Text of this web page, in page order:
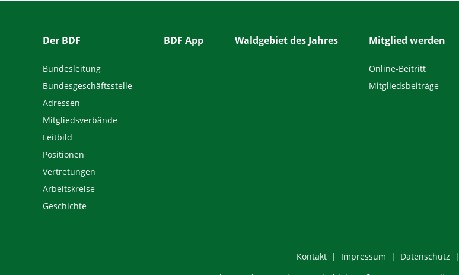
Der BDF
Bundesleitung
Bundesgeschäftsstelle
Adressen
Mitgliedsverbände
Leitbild
Positionen
Vertretungen
Arbeitskreise
Geschichte
BDF App Waldgebiet des Jahres Mitglied werden
Online-Beitritt
Mitgliedsbeiträge
Kontakt Impressum Datenschutz